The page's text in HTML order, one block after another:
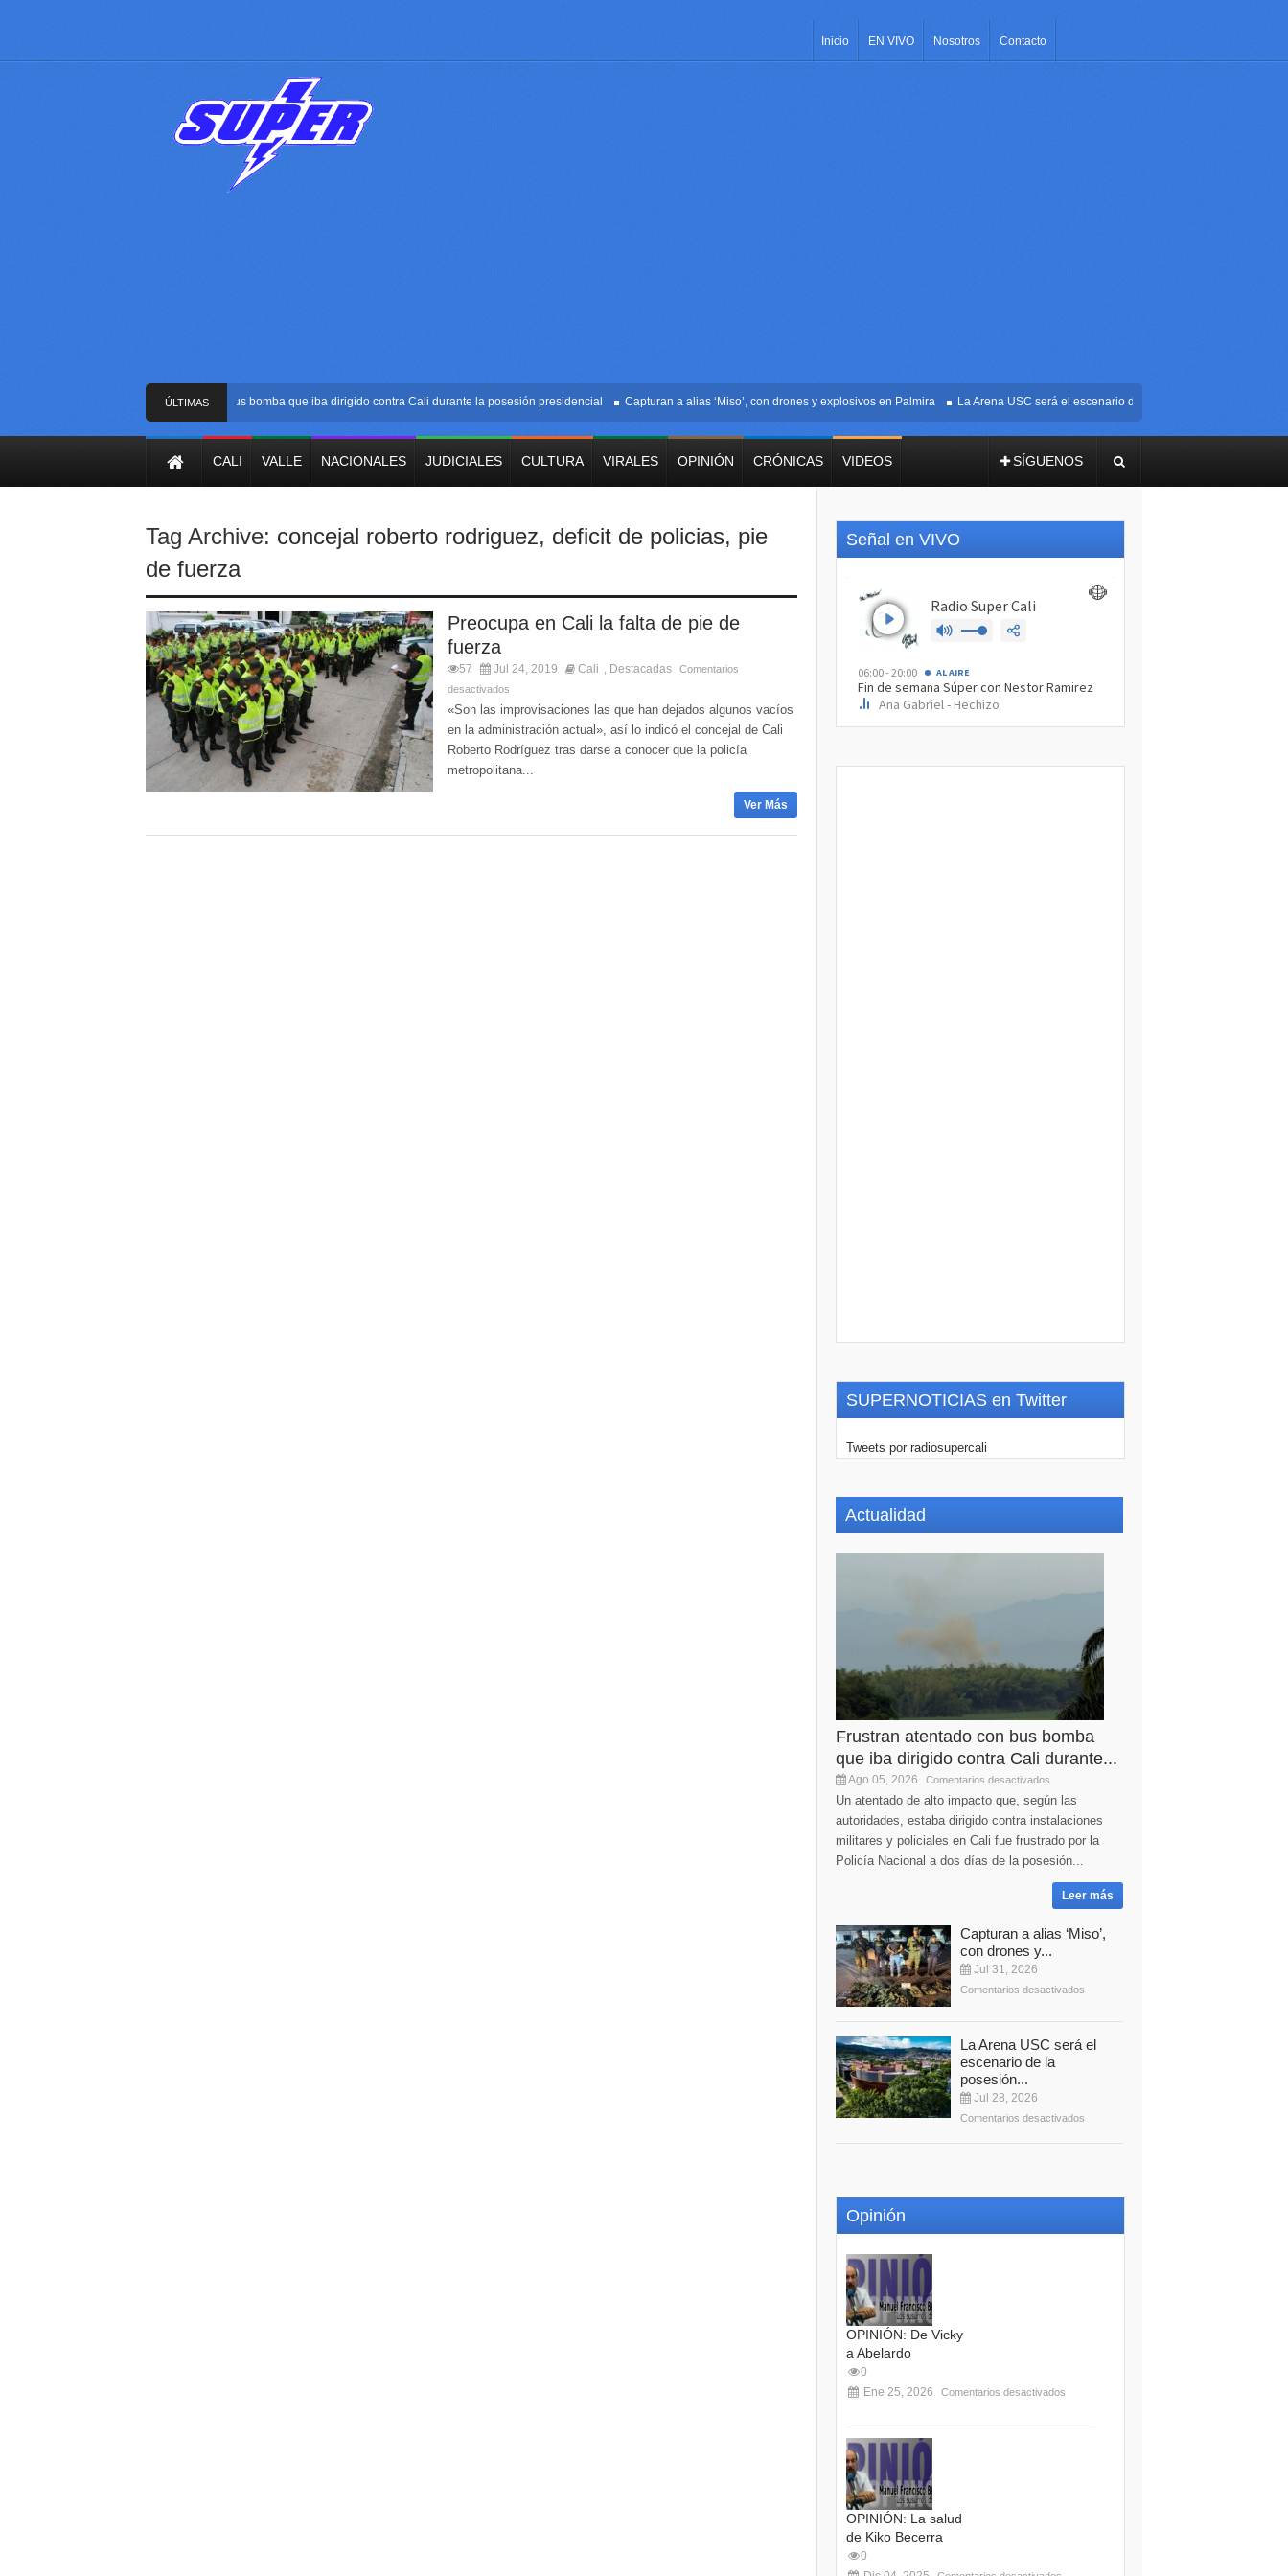
Inicio EN VIVO Nosotros Contacto
ÚLTIMAS
NOTICIAS
Frustran atentado con bus bomba que iba dirigido contra Cali durante la posesión presidencial Capturan a alias ‘Miso’, con drones y explosivos en Palmira La Arena USC será el escenario de la posesión presidencial de
CALI VALLE NACIONALES JUDICIALES CULTURA VIRALES OPINIÓN CRÓNICAS VIDEOS SÍGUENOS
Tag Archive: concejal roberto rodriguez, deficit de policias, pie
de fuerza
Preocupa en Cali la falta de pie de
fuerza
57 Jul 24, 2019 Cali Destacadas
Comentarios
desactivados
«Son las improvisaciones las que han dejados algunos vacíos
en la administración actual», así lo indicó el concejal de Cali
Roberto Rodríguez tras darse a conocer que la policía
metropolitana...
Ver Más
Señal en VIVO
SUPERNOTICIAS en Twitter
Tweets por radiosupercali
Actualidad
Frustran atentado con bus bomba
que iba dirigido contra Cali durante...
Ago 05, 2026 Comentarios desactivados
Un atentado de alto impacto que, según las
autoridades, estaba dirigido contra instalaciones
militares y policiales en Cali fue frustrado por la
Policía Nacional a dos días de la posesión...
Leer más
Capturan a alias ‘Miso’,
con drones y...
Jul 31, 2026
Comentarios desactivados
La Arena USC será el
escenario de la
posesión...
Jul 28, 2026
Comentarios desactivados
Opinión
OPINIÓN: De Vicky
a Abelardo
0
Ene 25, 2026
Comentarios desactivados
OPINIÓN: La salud
de Kiko Becerra
0